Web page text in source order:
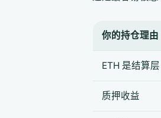
你的持仓理由
ETH 是结算层
质押收益